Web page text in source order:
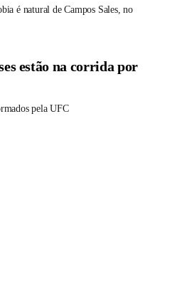
é natural de Campos Sales, no
estão na corrida por
pela UFC